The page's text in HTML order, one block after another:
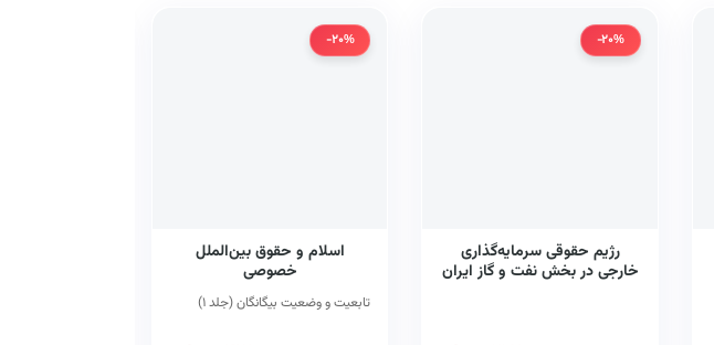
-20%
رژیم حقوقی سرمایه‌گذاری
خارجی در بخش نفت و گاز ایران
-20%
اسلام و حقوق بین‌الملل
خصوصی
تابعیت و وضعیت بیگانگان (جلد ۱)